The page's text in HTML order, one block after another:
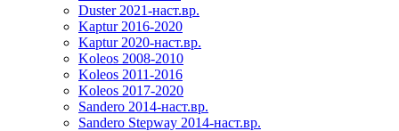
Duster 2021-наст.вр.
Kaptur 2016-2020
Kaptur 2020-наст.вр.
Koleos 2008-2010
Koleos 2011-2016
Koleos 2017-2020
Sandero 2014-наст.вр.
Sandero Stepway 2014-наст.вр.